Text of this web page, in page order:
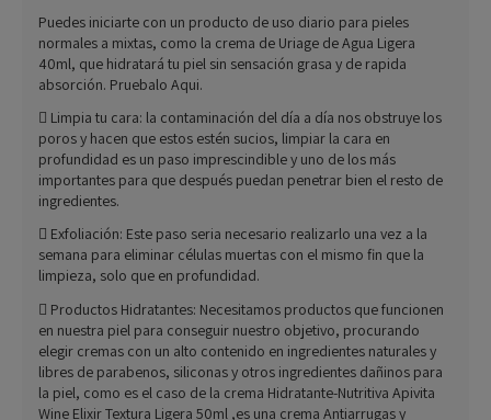
Puedes iniciarte con un producto de uso diario para pieles
normales a mixtas, como la crema de Uriage de Agua Ligera
40ml, que hidratará tu piel sin sensación grasa y de rapida
absorción. Pruebalo Aqui.
 Limpia tu cara: la contaminación del día a día nos obstruye los
poros y hacen que estos estén sucios, limpiar la cara en
profundidad es un paso imprescindible y uno de los más
importantes para que después puedan penetrar bien el resto de
ingredientes.
 Exfoliación: Este paso seria necesario realizarlo una vez a la
semana para eliminar células muertas con el mismo fin que la
limpieza, solo que en profundidad.
 Productos Hidratantes: Necesitamos productos que funcionen
en nuestra piel para conseguir nuestro objetivo, procurando
elegir cremas con un alto contenido en ingredientes naturales y
libres de parabenos, siliconas y otros ingredientes dañinos para
la piel, como es el caso de la crema Hidratante-Nutritiva Apivita
Wine Elixir Textura Ligera 50ml ,es una crema Antiarrugas y